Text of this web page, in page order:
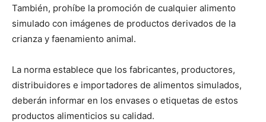
También, prohíbe la promoción de cualquier alimento
simulado con imágenes de productos derivados de la
crianza y faenamiento animal.
La norma establece que los fabricantes, productores,
distribuidores e importadores de alimentos simulados,
deberán informar en los envases o etiquetas de estos
productos alimenticios su calidad.